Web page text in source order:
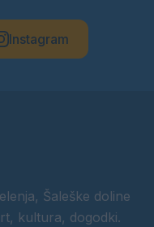
Instagram
Šaleške doline
kultura, dogodki.